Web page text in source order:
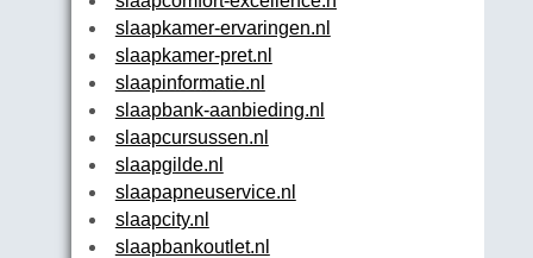
slaapkamer-ervaringen.nl
slaapkamer-pret.nl
slaapinformatie.nl
slaapbank-aanbieding.nl
slaapcursussen.nl
slaapgilde.nl
slaapapneuservice.nl
slaapcity.nl
slaapbankoutlet.nl